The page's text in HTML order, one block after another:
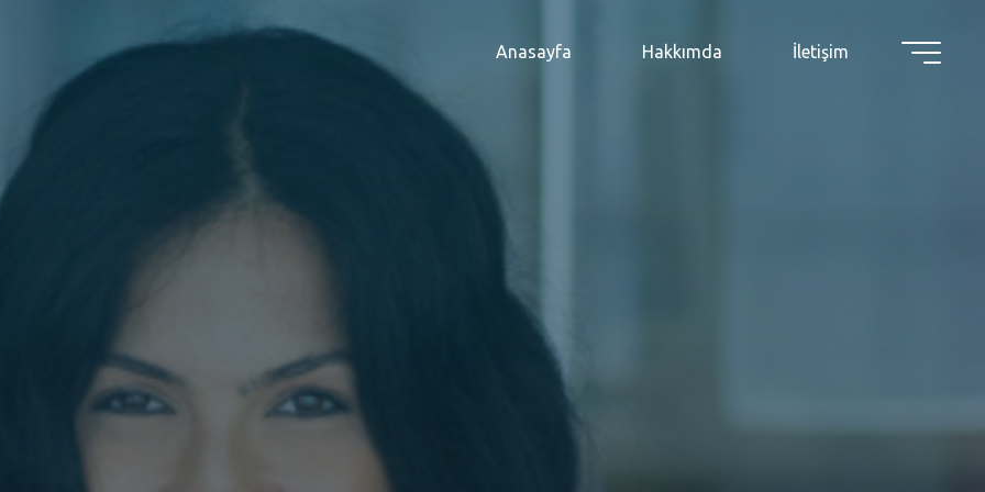
Anasayfa Hakkımda İletişim